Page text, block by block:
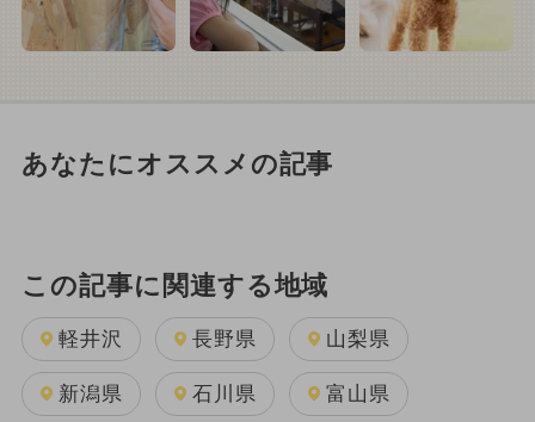
あなたにオススメの記事
この記事に関連する地域
軽井沢 長野県 山梨県
新潟県 石川県 富山県